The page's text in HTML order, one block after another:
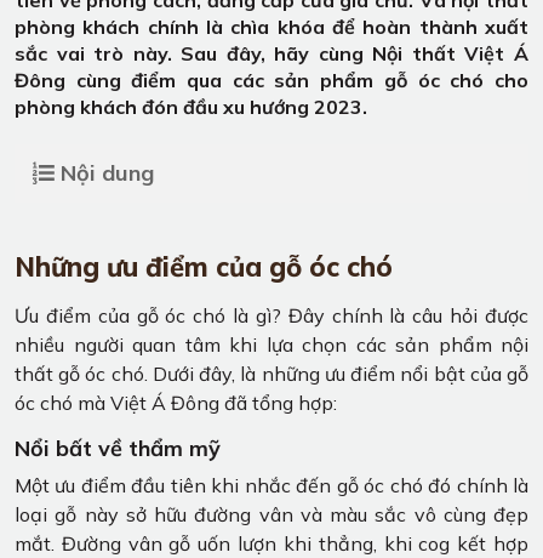
phòng khách chính là chìa khóa để hoàn thành xuất
sắc vai trò này. Sau đây, hãy cùng Nội thất Việt Á
Đông cùng điểm qua các sản phẩm gỗ óc chó cho
phòng khách đón đầu xu hướng 2023.
Nội dung
Những ưu điểm của gỗ óc chó
Ưu điểm của gỗ óc chó là gì? Đây chính là câu hỏi được
nhiều người quan tâm khi lựa chọn các sản phẩm nội
thất gỗ óc chó. Dưới đây, là những ưu điểm nổi bật của gỗ
óc chó mà Việt Á Đông đã tổng hợp:
Nổi bất về thẩm mỹ
Một ưu điểm đầu tiên khi nhắc đến gỗ óc chó đó chính là
loại gỗ này sở hữu đường vân và màu sắc vô cùng đẹp
mắt. Đường vân gỗ uốn lượn khi thẳng, khi cog kết hợp